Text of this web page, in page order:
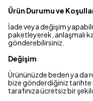
Ürün Durumu ve
İade veya değişim
paketleyerek, anlaşmalı
gönderebilirsiniz.
Değişim
Ürününüzde beden ya da
bize gönderdiğiniz
tarafınıza ücretsiz bir